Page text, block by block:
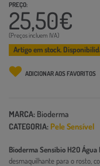
PREÇO:
25,50€
(Preços incluem IVA)
Artigo em stock.
ADICIONAR AOS FAVORITOS
MARCA: Bioderma
CATEGORIA: Pele Sensível
Bioderma Sensibio H2O Água
desmaquilhante para o rosto,